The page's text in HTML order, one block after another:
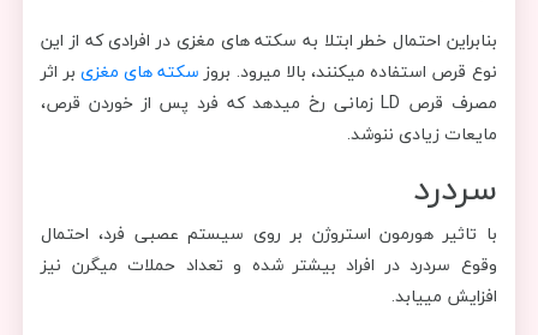
بنابراین احتمال خطر ابتلا به سکته های مغزی در افرادی که از این
نوع قرص استفاده میکنند، بالا میرود. بروزسکته های مغزی بر اثر
مصرف قرص LD زمانی رخ میدهد که فرد پس از خوردن قرص،
مایعات زیادی ننوشد.
سردرد
با تاثیر هورمون استروژن بر روی سیستم عصبی فرد، احتمال
وقوع سردرد در افراد بیشتر شده و تعداد حملات میگرن نیز
افزایش مییابد.